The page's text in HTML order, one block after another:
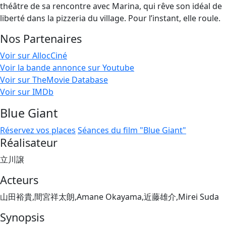
théâtre de sa rencontre avec Marina, qui rêve son idéal de
liberté dans la pizzeria du village. Pour l’instant, elle roule.
Nos Partenaires
Voir sur AllocCiné
Voir la bande annonce sur Youtube
Voir sur TheMovie Database
Voir sur IMDb
Blue Giant
Réservez vos places Séances du film "Blue Giant"
Réalisateur
立川譲
Acteurs
山田裕貴,間宮祥太朗,Amane Okayama,近藤雄介,Mirei Suda
Synopsis